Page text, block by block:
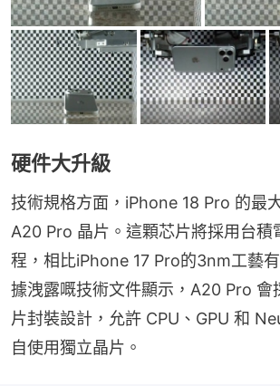
硬件大升級
技術規格方面，iPhone 18 Pro 的最
A20 Pro 晶片。這顆芯片將採用台積
程，相比iPhone 17 Pro的3nm工藝
據洩露嘅技術文件顯示，A20 Pro 會
片封裝設計，允許 CPU、GPU 和
自使用獨立晶片。